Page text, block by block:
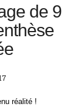
de 9
réalité !